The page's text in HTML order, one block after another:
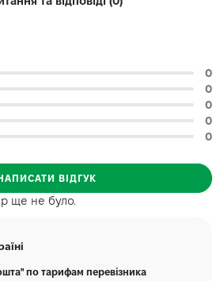
ще не було.
0
0
0
0
0
ВІДГУК
по тарифам перевізника